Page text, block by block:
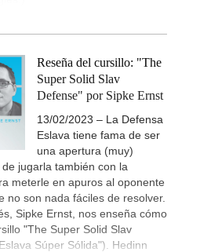
Reseña del cursillo: "The
Super Solid Slav
Defense" por Sipke Ernst
13/02/2023 – La Defensa
Eslava tiene fama de ser
una apertura (muy)
jugarla también con la
meterle en apuros al oponente
no son nada fáciles de resolver.
Sipke Ernst, nos enseña cómo
"The Super Solid Slav
Súper Sólida"). Hedinn